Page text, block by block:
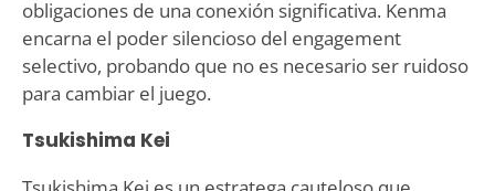
obligaciones de una conexión significativa. Kenma
encarna el poder silencioso del engagement
selectivo, probando que no es necesario ser ruidoso
para cambiar el juego.
Tsukishima Kei